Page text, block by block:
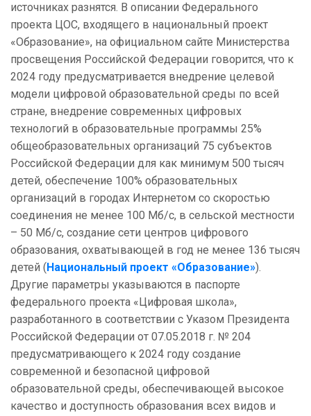
источниках разнятся. В описании Федерального
проекта ЦОС, входящего в национальный проект
«Образование», на официальном сайте Министерства
просвещения Российской Федерации говорится, что к
2024 году предусматривается внедрение целевой
модели цифровой образовательной среды по всей
стране, внедрение современных цифровых
технологий в образовательные программы 25%
общеобразовательных организаций 75 субъектов
Российской Федерации для как минимум 500 тысяч
детей, обеспечение 100% образовательных
организаций в городах Интернетом со скоростью
соединения не менее 100 Мб/с, в сельской местности
– 50 Мб/с, создание сети центров цифрового
образования, охватывающей в год не менее 136 тысяч
детей (Национальный проект «Образование»).
Другие параметры указываются в паспорте
федерального проекта «Цифровая школа»,
разработанного в соответствии с Указом Президента
Российской Федерации от 07.05.2018 г. № 204
предусматривающего к 2024 году создание
современной и безопасной цифровой
образовательной среды, обеспечивающей высокое
качество и доступность образования всех видов и